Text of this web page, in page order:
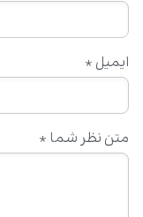
متن نظر شما *
ایمیل *